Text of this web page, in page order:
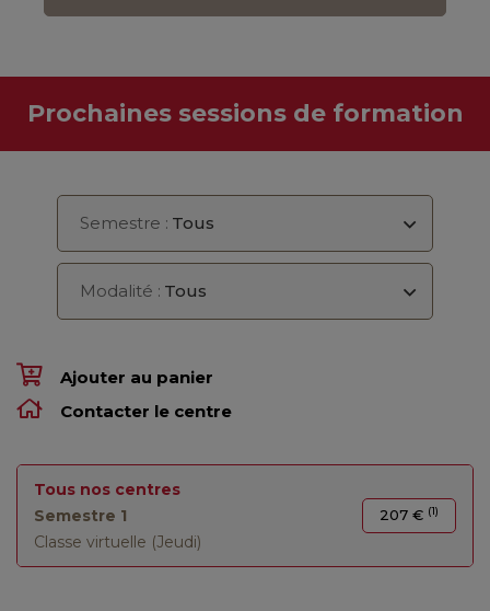
Prochaines sessions de formation
Semestre : Tous
Modalité : Tous
Ajouter au panier
Contacter le centre
Tous nos centres
Semestre 1
Classe virtuelle (Jeudi)
207 € (1)